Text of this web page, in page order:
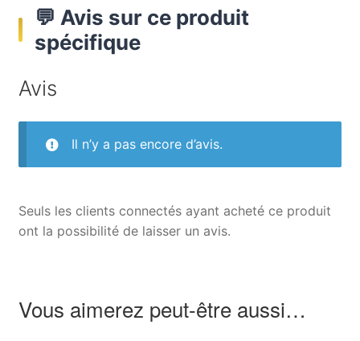
💬 Avis sur ce produit
spécifique
Avis
Il n’y a pas encore d’avis.
Seuls les clients connectés ayant acheté ce produit
ont la possibilité de laisser un avis.
Vous aimerez peut-être aussi…